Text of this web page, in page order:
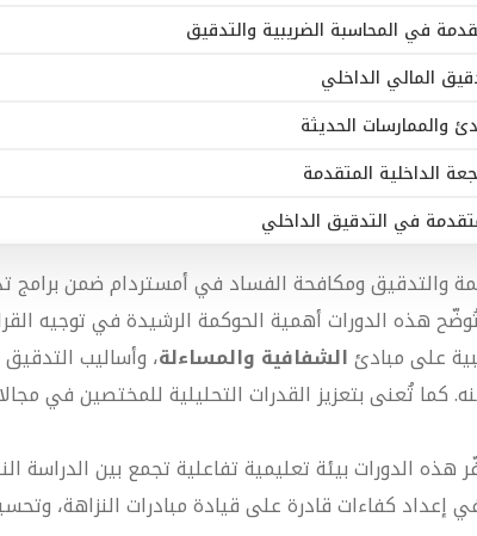
في المحاسبة الضريبية والتدقيق
المالي الداخلي
والممارسات الحديثة
الداخلية المتقدمة
في التدقيق الداخلي
والتدقيق ومكافحة الفساد في أمستردام ضمن برامج
هذه الدورات أهمية الحوكمة الرشيدة في توجيه
على مبادئالشفافية والمساءلة، وأساليب
كما تُعنى بتعزيز القدرات التحليلية للمختصين في
هذه الدورات بيئة تعليمية تفاعلية تجمع بين
إعداد كفاءات قادرة على قيادة مبادرات النزاهة،